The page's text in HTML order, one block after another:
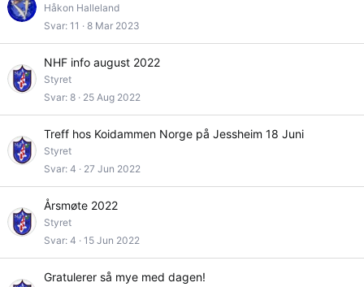
Håkon Halleland
Svar 11 8 Mar 2023
NHF info august 2022
Styret
Svar 8 25 Aug 2022
Treff hos Koidammen Norge på Jessheim 18 Juni
Styret
Svar 4 27 Jun 2022
Årsmøte 2022
Styret
Svar 4 15 Jun 2022
Gratulerer så mye med dagen!